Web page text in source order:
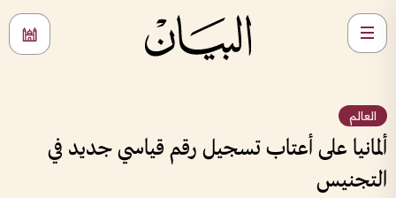
العالم
ألمانيا على أعتاب تسجيل رقم قياسي جديد في
التجنيس